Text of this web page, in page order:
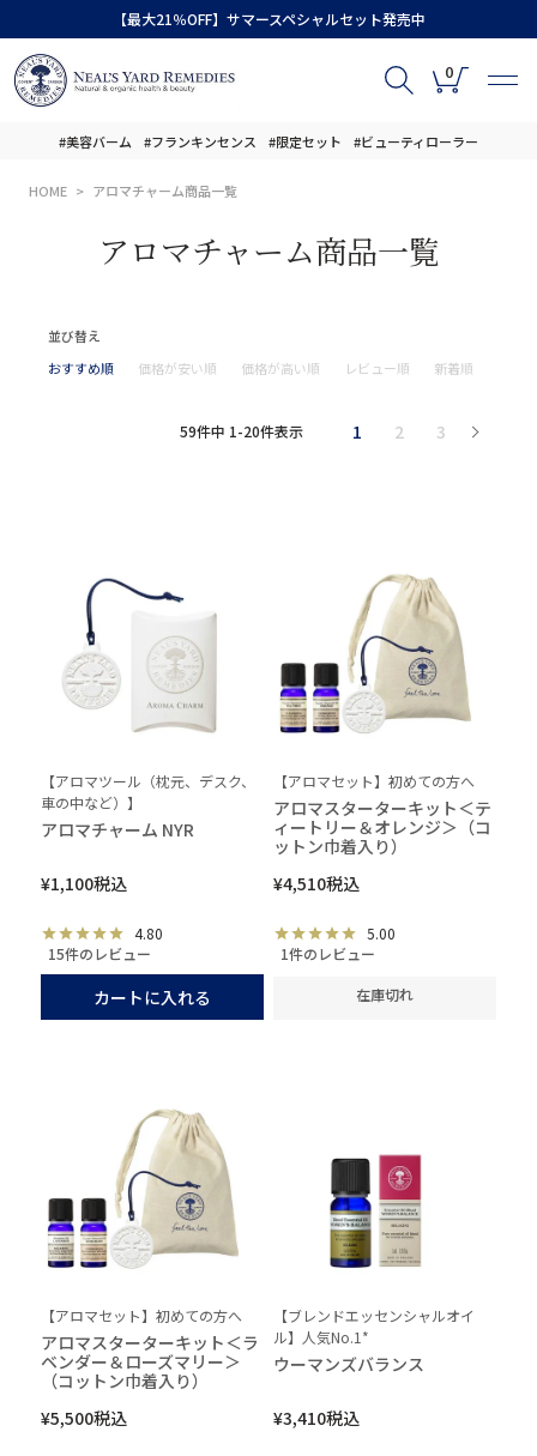
【最大21％OFF】サマースペシャルセット発売中
0
#美容バーム #フランキンセンス #限定セット #ビューティローラー
HOME アロマチャーム商品一覧
アロマチャーム商品一覧
並び替え
おすすめ順
価格が安い順 価格が高い順 レビュー順 新着順
59件中 1-20件表示 1 2 3
【アロマツール（枕元、デスク、
車の中など）】
アロマチャーム NYR
¥1,100税込
4.80
15件のレビュー
カートに入れる
【アロマセット】初めての方へ
アロマスターターキット＜テ
ィートリー＆オレンジ＞（コ
ットン巾着入り）
¥4,510税込
5.00
1件のレビュー
在庫切れ
【アロマセット】初めての方へ
アロマスターターキット＜ラ
ベンダー＆ローズマリー＞
（コットン巾着入り）
¥5,500税込
【ブレンドエッセンシャルオイ
ル】人気No.1*
ウーマンズバランス
¥3,410税込